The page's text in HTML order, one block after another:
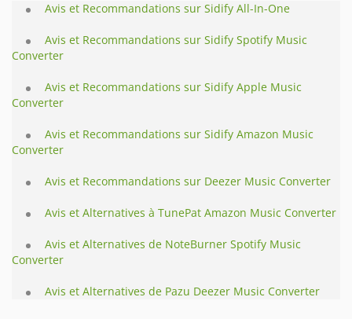
Avis et Recommandations sur Sidify All-In-One
Avis et Recommandations sur Sidify Spotify Music
Converter
Avis et Recommandations sur Sidify Apple Music
Converter
Avis et Recommandations sur Sidify Amazon Music
Converter
Avis et Recommandations sur Deezer Music Converter
Avis et Alternatives à TunePat Amazon Music Converter
Avis et Alternatives de NoteBurner Spotify Music
Converter
Avis et Alternatives de Pazu Deezer Music Converter